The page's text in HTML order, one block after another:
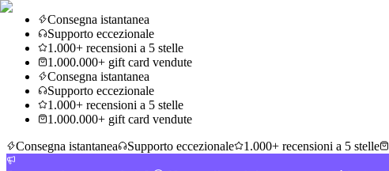
Consegna istantanea
Supporto eccezionale
1.000+ recensioni a 5 stelle
1.000.000+ gift card vendute
Consegna istantanea
Supporto eccezionale
1.000+ recensioni a 5 stelle
1.000.000+ gift card vendute
Consegna istantanea
Supporto eccezionale 1.000+ recensioni a 5 stelle